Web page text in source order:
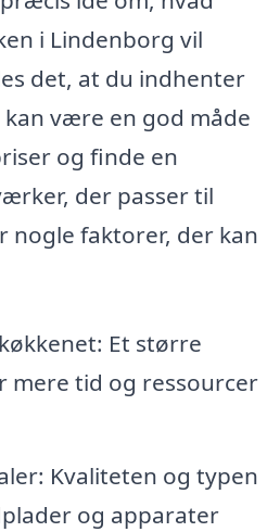
i Lindenborg vil
det, at du indhenter
være en god måde
og finde en
der passer til
nogle faktorer, der kan
Et større
mere tid og ressourcer
Kvaliteten og typen
og apparater